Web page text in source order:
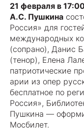
21 февраля в
А.С. Пушкина
Россия» для
международных
(сопрано), Данис
(тенор), Елена
патриотические
арии из опер
бесплатное по
Россия»,
Пушкина —
Мосбилет.